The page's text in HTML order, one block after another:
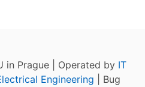
Prague | Operated by IT
Engineering | Bug